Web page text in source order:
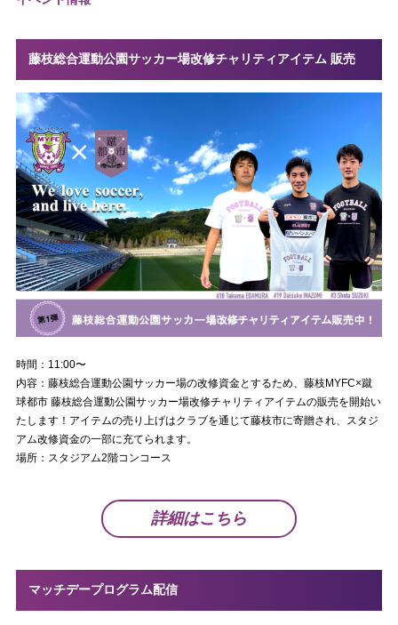
藤枝総合運動公園サッカー場改修チャリティアイテム 販売
時間：11:00〜
内容：藤枝総合運動公園サッカー場の改修資金とするため、藤枝MYFC×蹴
球都市 藤枝総合運動公園サッカー場改修チャリティアイテムの販売を開始い
たします！アイテムの売り上げはクラブを通じて藤枝市に寄贈され、スタジ
アム改修資金の一部に充てられます。
場所：スタジアム2階コンコース
詳細はこちら
マッチデープログラム配信